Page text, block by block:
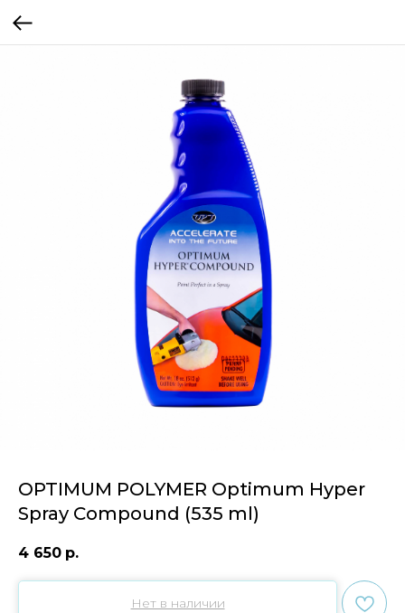
OPTIMUM POLYMER Optimum Hyper
Spray Compound (535 ml)
4 650 р.
Нет в наличии